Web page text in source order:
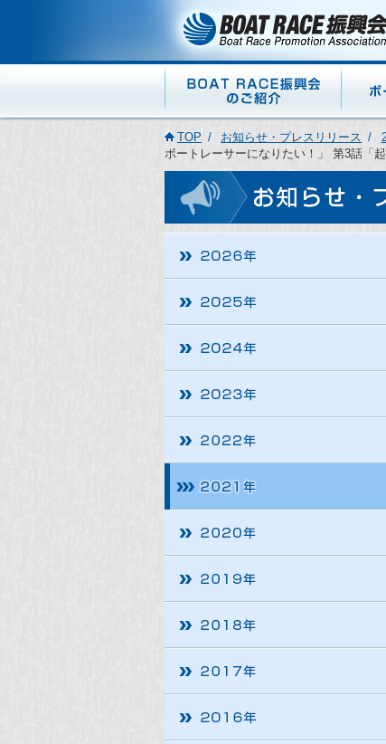
TOP お知らせ・プレスリリース
ボートレーサーになりたい！」 第3話「